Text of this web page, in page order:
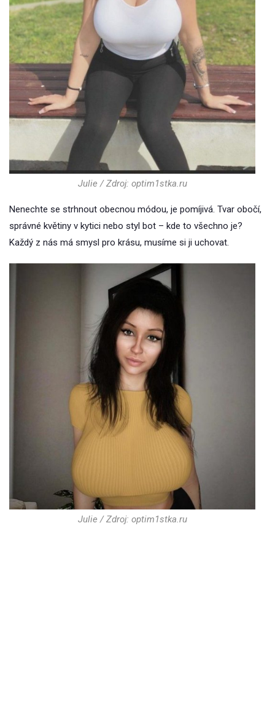
Julie / Zdroj: optim1stka.ru
Nenechte se strhnout obecnou módou, je pomíjivá. Tvar obočí,
správné květiny v kytici nebo styl bot – kde to všechno je?
Každý z nás má smysl pro krásu, musíme si ji uchovat.
Julie / Zdroj: optim1stka.ru